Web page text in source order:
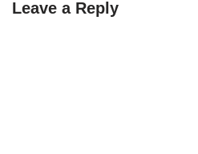
Leave a Reply